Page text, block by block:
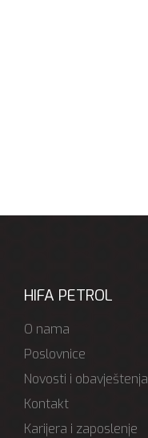
HIFA PETROL
O nama
Poslovnice
Novosti i obavještenja
Kontakt
Karijera i zaposlenje